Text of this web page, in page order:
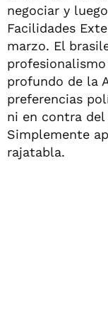
negociar y
Facilidades
marzo. El
profundo de la
preferencias
ni en contra del
Simplemente
rajatabla.